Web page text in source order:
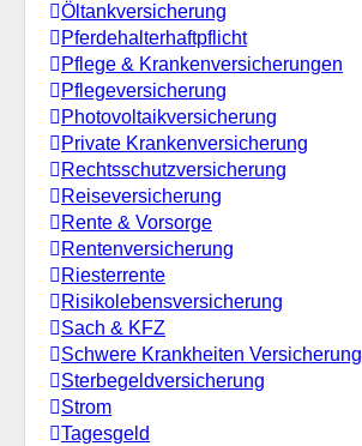
Öltankversicherung
Pferdehalterhaftpflicht
Pflege & Krankenversicherungen
Pflegeversicherung
Photovoltaikversicherung
Private Krankenversicherung
Rechtsschutzversicherung
Reiseversicherung
Rente & Vorsorge
Rentenversicherung
Riesterrente
Risikolebensversicherung
Sach & KFZ
Schwere Krankheiten Versicherung
Sterbegeldversicherung
Strom
Tagesgeld